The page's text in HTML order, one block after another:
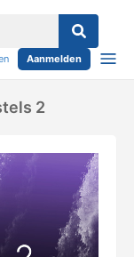
Aanmelden
2